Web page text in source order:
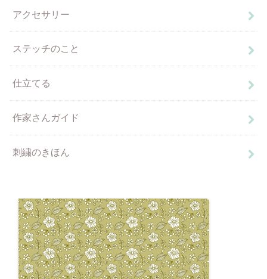
アクセサリー
ステッチのこと
仕立てる
作家さんガイド
刺繍のきほん